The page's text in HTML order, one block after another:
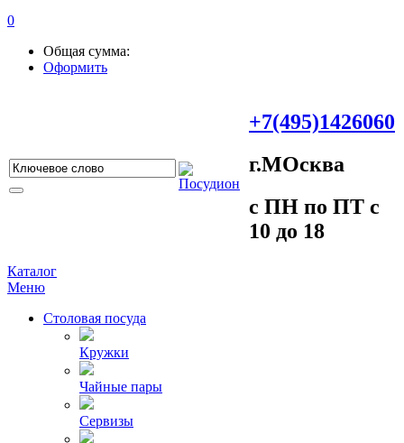
0
Общая сумма:
Оформить
+7(495)1426060
г.МOсква
c ПH пo ПT c
10 до 18
Каталог
Меню
Столовая посуда
Кружки
Чайные пары
Сервизы